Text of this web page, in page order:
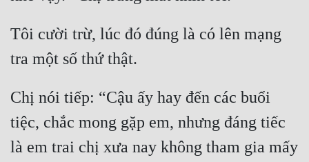
Cẩu Đạo Trường Sinh
Truyện Nam
Truyện Nữ
Tôi cười trừ, lúc đó đúng là có lên mạng
tra một số thứ thật.
Chị nói tiếp: “Cậu ấy hay đến các buổi
tiệc, chắc mong gặp em, nhưng đáng tiếc
là em trai chị xưa nay không tham gia mấy